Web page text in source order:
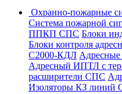
Охранно-пожарные
Система пожарной
ППКП СПС Блоки
Блоки контроля
С2000-КДЛ
Адресный ИПТЛ с
расширители СПС
Изоляторы КЗ линий